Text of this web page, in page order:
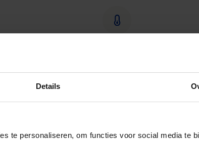
Details
te personaliseren, om functies voor social media te